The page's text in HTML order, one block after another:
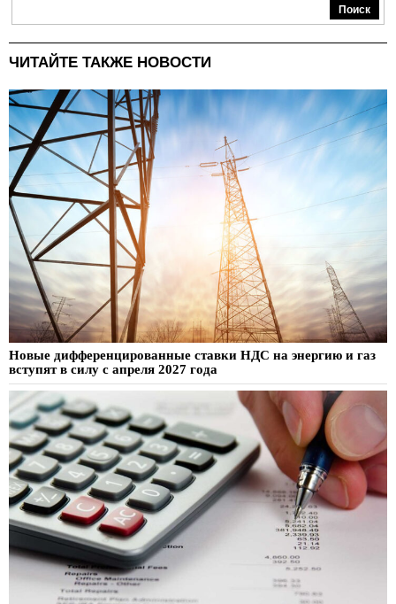
Поиск
ЧИТАЙТЕ ТАКЖЕ НОВОСТИ
Новые дифференцированные ставки НДС на энергию и газ
вступят в силу с апреля 2027 года